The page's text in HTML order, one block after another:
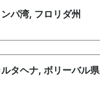
パ湾, フロリダ州
ルタヘナ, ボリーバル県